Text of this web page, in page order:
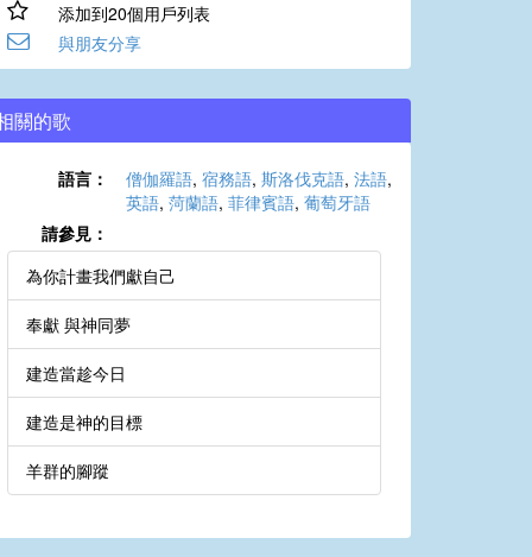
添加到20個用戶列表
與朋友分享
關的歌
語言： 僧伽羅語, 宿務語, 斯洛伐克語, 法語,
英語, 菏蘭語, 菲律賓語, 葡萄牙語
請參見：
為你計畫我們獻自己
奉獻 與神同夢
建造當趁今日
建造是神的目標
羊群的腳蹤